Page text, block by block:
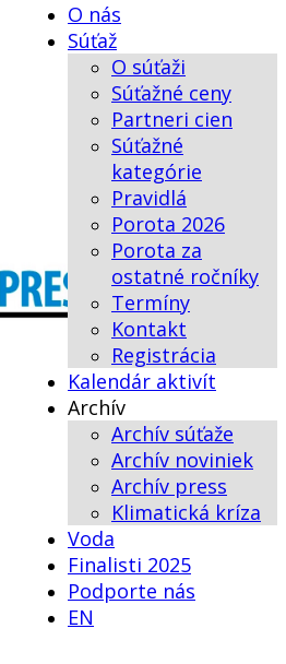
O nás
Súťaž
O súťaži
Súťažné ceny
Partneri cien
Súťažné
kategórie
Pravidlá
Porota 2026
Porota za
ostatné ročníky
Termíny
Kontakt
Registrácia
Kalendár aktivít
Archív
Archív súťaže
Archív noviniek
Archív press
Klimatická kríza
Voda
Finalisti 2025
Podporte nás
EN